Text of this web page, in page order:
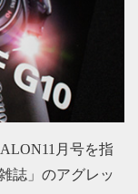
月号を指
誌」のアグレッ